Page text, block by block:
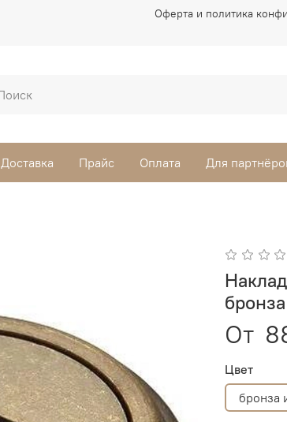
Оферта и политика
Доставка Прайс Оплата Для
От
Цвет
бронза